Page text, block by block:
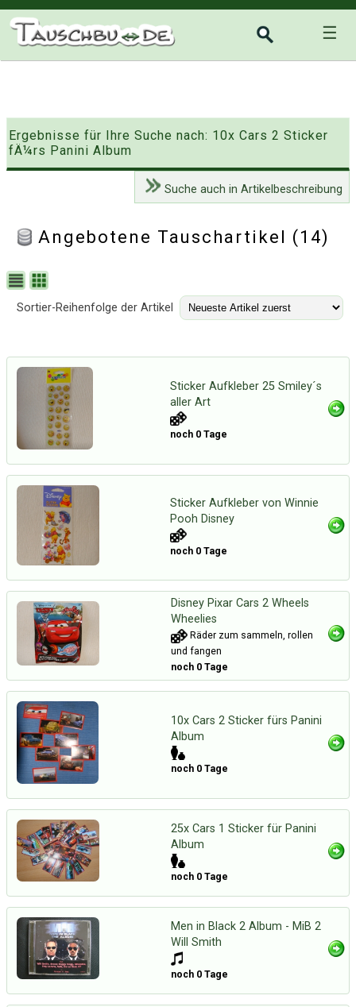
☰
Ergebnisse für Ihre Suche nach: 10x Cars 2 Sticker
fÄ¼rs Panini Album
Suche auch in Artikelbeschreibung
Angebotene Tauschartikel (14)
Sortier-Reihenfolge der Artikel
Sticker Aufkleber 25 Smiley´s
aller Art
noch 0 Tage
Sticker Aufkleber von Winnie
Pooh Disney
noch 0 Tage
Disney Pixar Cars 2 Wheels
Wheelies
Räder zum sammeln, rollen
und fangen
noch 0 Tage
10x Cars 2 Sticker fürs Panini
Album
noch 0 Tage
25x Cars 1 Sticker für Panini
Album
noch 0 Tage
Men in Black 2 Album - MiB 2
Will Smith
noch 0 Tage